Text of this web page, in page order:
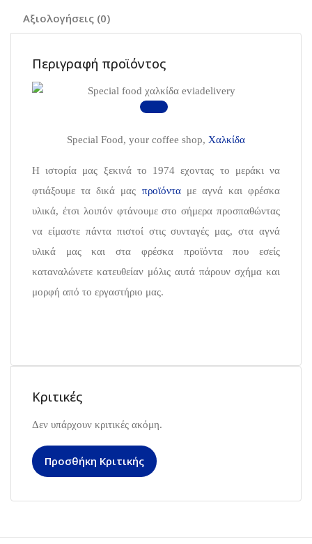
Αξιολογήσεις (0)
Περιγραφή προϊόντος
Special Food, your coffee shop, Χαλκίδα
Η ιστορία μας ξεκινά το 1974 εχοντας το μεράκι να
φτιάξουμε τα δικά μας προϊόνταμε αγνά και φρέσκα
υλικά, έτσι λοιπόν φτάνουμε στο σήμερα προσπαθώντας
να είμαστε πάντα πιστοί στις συνταγές μας, στα αγνά
υλικά μας και στα φρέσκα προϊόντα που εσείς
καταναλώνετε κατευθείαν μόλις αυτά πάρουν σχήμα και
μορφή από το εργαστήριο μας.
Κριτικές
Δεν υπάρχουν κριτικές ακόμη.
Προσθήκη Κριτικής